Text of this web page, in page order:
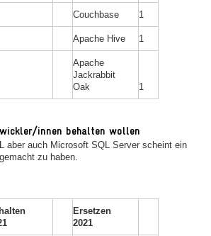
Couchbase 1
Apache Hive 1
Apache
Jackrabbit
Oak
1
innen behalten wollen
aber auch Microsoft SQL Server scheint ein
zu haben.
Ersetzen
2021